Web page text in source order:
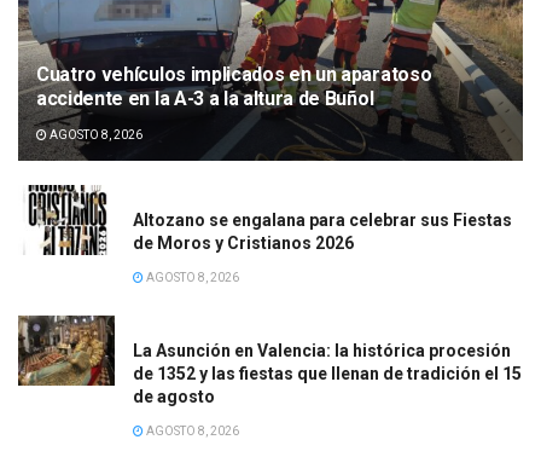
Cuatro vehículos implicados en un aparatoso
accidente en la A-3 a la altura de Buñol
AGOSTO 8, 2026
Altozano se engalana para celebrar sus Fiestas
de Moros y Cristianos 2026
AGOSTO 8, 2026
La Asunción en Valencia: la histórica procesión
de 1352 y las fiestas que llenan de tradición el 15
de agosto
AGOSTO 8, 2026